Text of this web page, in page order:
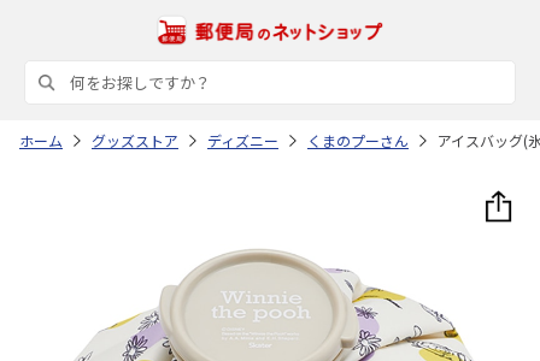
ホーム グッズストア ディズニー くまのプーさん アイスバッグ(